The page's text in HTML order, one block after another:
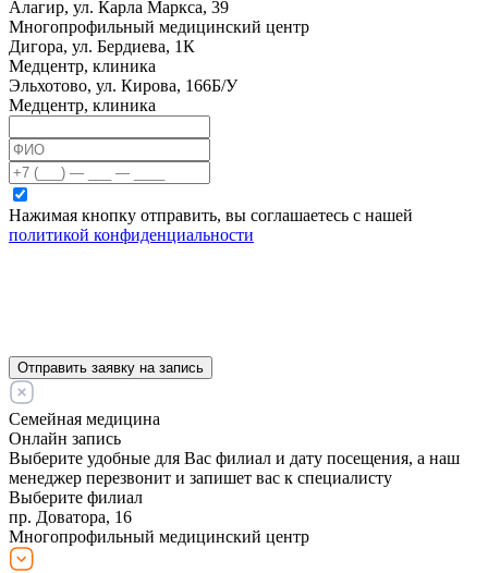
Алагир, ул. Карла Маркса, 39
Многопрофильный медицинский центр
Дигора, ул. Бердиева, 1К
Медцентр, клиника
Эльхотово, ул. Кирова, 166Б/У
Медцентр, клиника
Нажимая кнопку отправить, вы соглашаетесь с нашей
политикой конфиденциальности
Отправить заявку на запись
Семейная медицина
Онлайн запись
Выберите удобные для Вас филиал и дату посещения, а наш
менеджер перезвонит и запишет вас к специалисту
Выберите филиал
пр. Доватора, 16
Многопрофильный медицинский центр